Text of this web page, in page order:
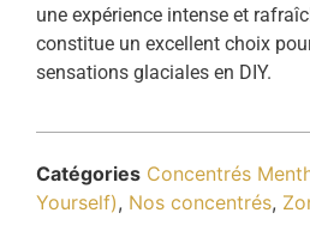
une expérience intense et
constitue un excellent choix
sensations glaciales en DIY.
Catégories Concentrés
Yourself), Nos concentrés,